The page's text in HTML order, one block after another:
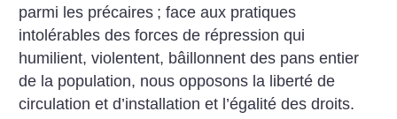
parmi les précaires ; face aux pratiques
intolérables des forces de répression qui
humilient, violentent, bâillonnent des pans entier
de la population, nous opposons la liberté de
circulation et d’installation et l’égalité des droits.